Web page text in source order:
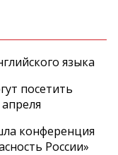
языка
посетить
конференция
России»